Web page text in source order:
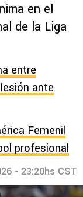
en el
de la Liga
entre
ante
Femenil
profesional
- 23:20hs CST